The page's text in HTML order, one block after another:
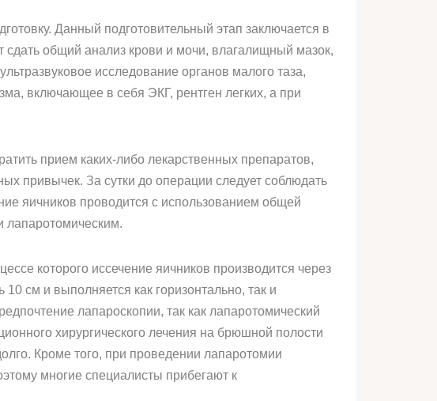
Данный подготовительный этап заключается в
общий анализ крови и мочи, влагалищный мазок,
исследование органов малого таза,
включающее в себя ЭКГ, рентген легких, а при
прием каких-либо лекарственных препаратов,
привычек. За сутки до операции следует соблюдать
яичников проводится с использованием общей
лапаротомическим.
которого иссечение яичников производится через
см и выполняется как горизонтально, так и
лапароскопии, так как лапаротомический
хирургического лечения на брюшной полости
Кроме того, при проведении лапаротомии
многие специалисты прибегают к